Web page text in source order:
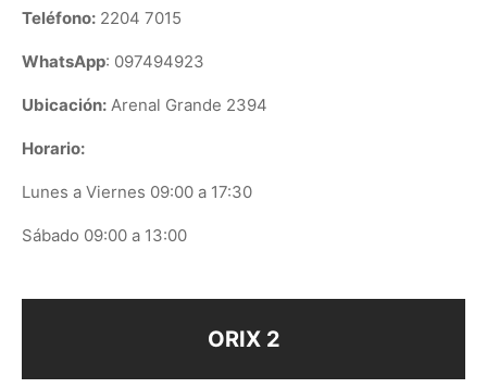
Teléfono: 2204 7015
WhatsApp: 097494923
Ubicación: Arenal Grande 2394
Horario:
Lunes a Viernes 09:00 a 17:30
Sábado 09:00 a 13:00
ORIX 2